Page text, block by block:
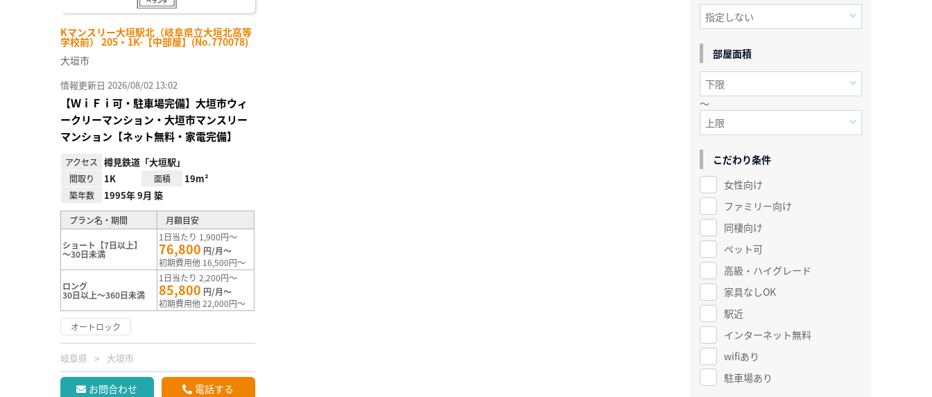
Kマンスリー大垣駅北（岐阜県立大垣北高等
学校前） 205・1K-【中部屋】(No.770078)
大垣市
情報更新日 2026/08/02 13:02
【ＷｉＦｉ可・駐車場完備】大垣市ウィ
ークリーマンション・大垣市マンスリー
マンション【ネット無料・家電完備】
アクセス 樽見鉄道「大垣駅」
間取り 1K 面積 19m²
築年数 1995年 9月 築
プラン名・期間 月額目安
ショート【7日以上】
～30日未満
1日当たり 1,900円～
76,800 円/月～
初期費用他 16,500円～
ロング
30日以上～360日未満
1日当たり 2,200円～
85,800 円/月～
初期費用他 22,000円～
オートロック
岐阜県 大垣市
お問合わせ 電話する
部屋面積
～
こだわり条件
女性向け
ファミリー向け
同棲向け
ペット可
高級・ハイグレード
家具なしOK
駅近
インターネット無料
wifiあり
駐車場あり